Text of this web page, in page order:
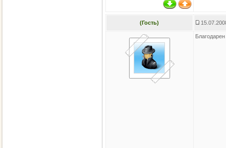
(Гость)